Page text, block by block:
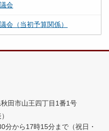
会
（当初予算関係）
田市山王四丁目1番1号
分から17時15分まで （祝日・